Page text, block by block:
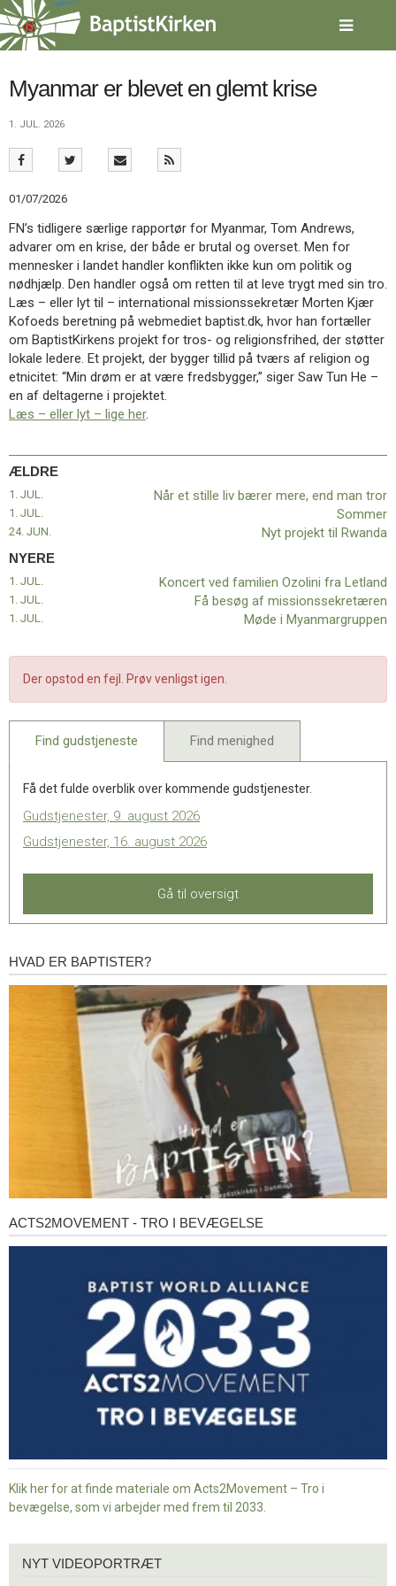
Spring
menu
over
gå
indhold
Vend
forsiden
1.0:
Forside
3.0:
Kalender
4.0:
Inspiration
5.0:
Værktøjskassen
6.0:
Mission
7.0:
Om
BaptistKirken
8.0:
Kontakt
9.0:
Forside
10.0:
Nyheder
11.0:
Kalender
12.0:
Inspiration
Mission
15.0:
Om
BaptistKirken
16.0:
Kontakt
indlæg:
Koncert
ved
familien
fra
LetlandForrige
bærer
man
Myanmar er blevet en glemt krise
1. JUL. 2026
01/07/2026
FN’s tidligere særlige rapportør for Myanmar, Tom Andrews,
advarer om en krise, der både er brutal og overset. Men for
mennesker i landet handler konflikten ikke kun om politik og
nødhjælp. Den handler også om retten til at leve trygt med sin tro.
Læs – eller lyt til – international missionssekretær Morten Kjær
Kofoeds beretning på webmediet baptist.dk, hvor han fortæller
om BaptistKirkens projekt for tros- og religionsfrihed, der støtter
lokale ledere. Et projekt, der bygger tillid på tværs af religion og
etnicitet: “Min drøm er at være fredsbygger,” siger Saw Tun He –
en af deltagerne i projektet.
Læs – eller lyt – lige her.
ÆLDRE
1. JUL. Når et stille liv bærer mere, end man tror
1. JUL. Sommer
24. JUN. Nyt projekt til Rwanda
NYERE
Koncert ved familien Ozolini fra Letland
1. JUL.
Få besøg af missionssekretæren
1. JUL.
Møde i Myanmargruppen
1. JUL.
Der opstod en fejl. Prøv venligst igen.
Find gudstjeneste Find menighed
Få det fulde overblik over kommende gudstjenester.
Gudstjenester, 9. august 2026
Gudstjenester, 16. august 2026
Gå til oversigt
Hvad
HVAD ER BAPTISTER?
Acts2Movement
ACTS2MOVEMENT - TRO I BEVÆGELSE
Klik her for at finde materiale om Acts2Movement – Tro i
bevægelse, som vi arbejder med frem til 2033.
videoportræt
NYT VIDEOPORTRÆT